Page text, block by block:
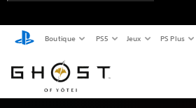
Boutique PS5 Jeux PS Plus